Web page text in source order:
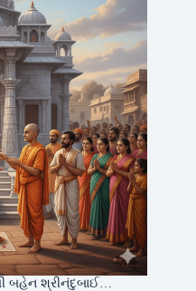
બહેન શ્રીનંદુબાઈ…